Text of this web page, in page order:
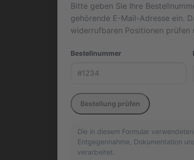
Bitte geben Sie Ihre
gehörende E-Mail-Adresse ein.
widerrufbaren Positionen
Bestellnummer
Bestellung prüfen
Die in diesem Formular
Entgegennahme, Dokumentation
verarbeitet.